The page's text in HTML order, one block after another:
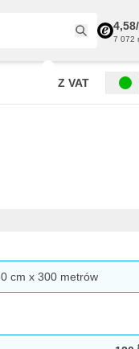
7 072
Z VAT
cm x 300 metrów